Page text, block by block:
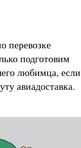
перевозке
подготовим
любимца, если
авиадоставка.